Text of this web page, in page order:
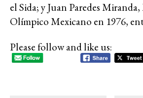
el Sida; y Juan Paredes
Olímpico Mexicano en 1976,
Please follow and like us: